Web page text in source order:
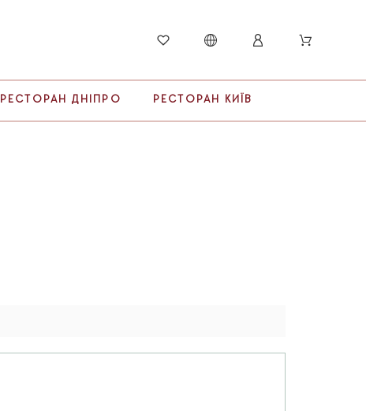
РЕСТОРАН ДНІПРО РЕСТОРАН КИЇВ